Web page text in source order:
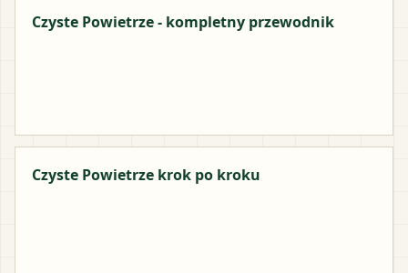
Czyste Powietrze - kompletny przewodnik
Czyste Powietrze krok po kroku